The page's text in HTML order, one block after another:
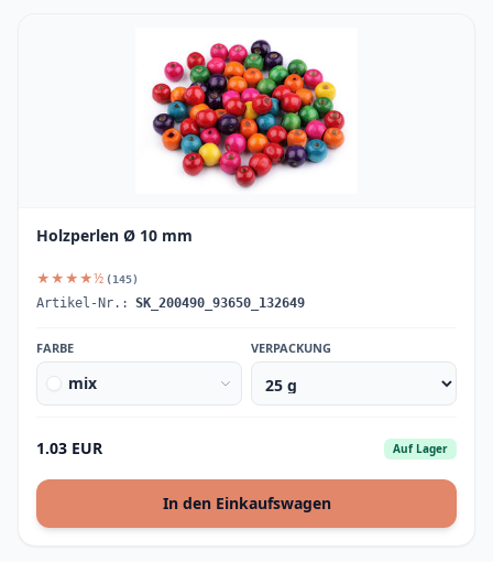
Holzperlen Ø 10 mm
★★★★½ (145)
Artikel-Nr.: SK_200490_93650_132649
FARBE
mix
VERPACKUNG
1.03 EUR Auf Lager
In den Einkaufswagen